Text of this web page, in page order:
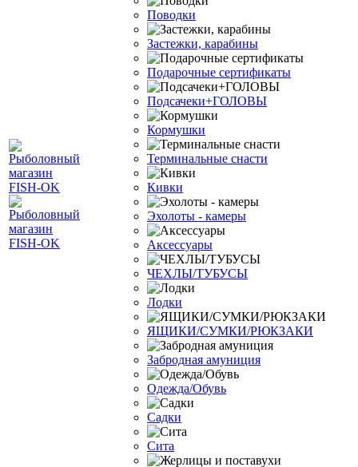
Поводки
Застежки, карабины
Подарочные сертификаты
Подсачеки+ГОЛОВЫ
Кормушки
Терминальные снасти
Кивки
Эхолоты - камеры
Аксессуары
ЧЕХЛЫ/ТУБУСЫ
Лодки
ЯЩИКИ/СУМКИ/РЮКЗАКИ
Забродная амуниция
Одежда/Обувь
Садки
Сита